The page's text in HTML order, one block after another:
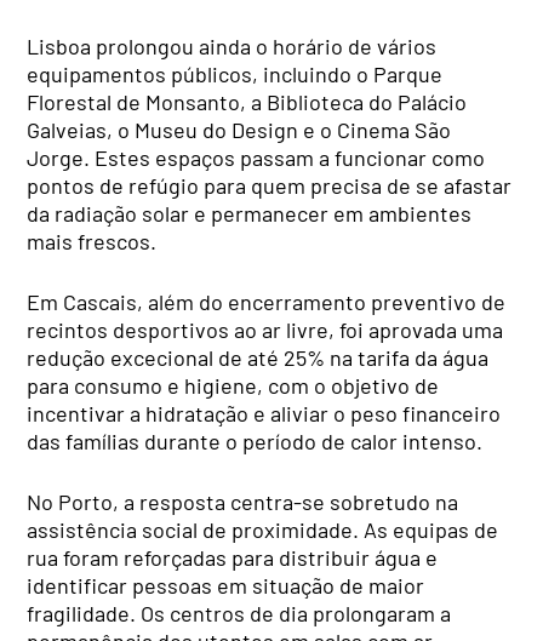
Lisboa prolongou ainda o horário de vários
equipamentos públicos, incluindo o Parque
Florestal de Monsanto, a Biblioteca do Palácio
Galveias, o Museu do Design e o Cinema São
Jorge. Estes espaços passam a funcionar como
pontos de refúgio para quem precisa de se afastar
da radiação solar e permanecer em ambientes
mais frescos.
Em Cascais, além do encerramento preventivo de
recintos desportivos ao ar livre, foi aprovada uma
redução excecional de até 25% na tarifa da água
para consumo e higiene, com o objetivo de
incentivar a hidratação e aliviar o peso financeiro
das famílias durante o período de calor intenso.
No Porto, a resposta centra-se sobretudo na
assistência social de proximidade. As equipas de
rua foram reforçadas para distribuir água e
identificar pessoas em situação de maior
fragilidade. Os centros de dia prolongaram a